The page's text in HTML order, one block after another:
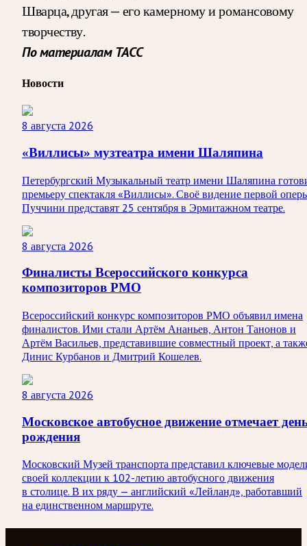
Шварца, другая — его камерному и романсовому
творчеству.
По материалам ТАСС
Новости
8 августа 2026
«Виллисы» музтеатра имени Шаляпина
Петербургский Музыкальный театр имени Шаляпина
премьеру спектакля «Виллисы». Своё видение первой
Пуччини представят 25 сентября в Эрмитажном театре.
8 августа 2026
Финалисты Всероссийского конкурса
композиторов РМО
Всероссийский конкурс композиторов РМО объявил имена
финалистов. Ими стали Артём Ананьев, Антон Танонов и
Артём Васильев, представившие совместный проект, а
Динис Курбанов и Дмитрий Кошелев.
8 августа 2026
Московское автобусное движение отмечает
рождения
Московский Музей транспорта представил ключевые
своей коллекции к 102-летию автобусного движения
в столице. В их ряду — английский «Лейланд», работавший
на единственном маршруте.